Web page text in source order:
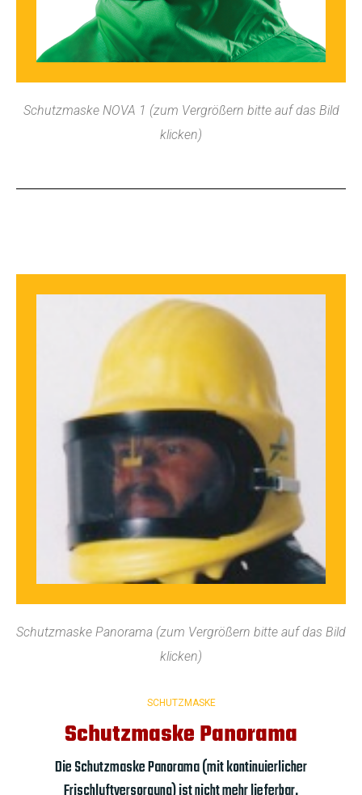
Schutzmaske NOVA 1 (zum Vergrößern bitte auf das Bild
klicken)
Schutzmaske Panorama (zum Vergrößern bitte auf das Bild
klicken)
SCHUTZMASKE
Schutzmaske Panorama
Die Schutzmaske Panorama (mit kontinuierlicher